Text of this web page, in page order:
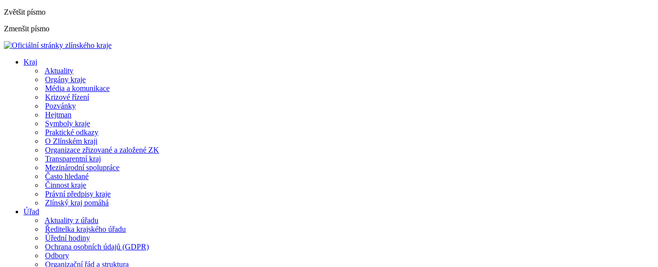
Zvětšit písmo
Zmenšit písmo
Kraj
Aktuality
Orgány kraje
Média a komunikace
Krizové řízení
Pozvánky
Hejtman
Symboly kraje
Praktické odkazy
O Zlínském kraji
Organizace zřizované a založené ZK
Transparentní kraj
Mezinárodní spolupráce
Často hledané
Činnost kraje
Právní předpisy kraje
Zlínský kraj pomáhá
Úřad
Aktuality z úřadu
Ředitelka krajského úřadu
Úřední hodiny
Ochrana osobních údajů (GDPR)
Odbory
Organizační řád a struktura